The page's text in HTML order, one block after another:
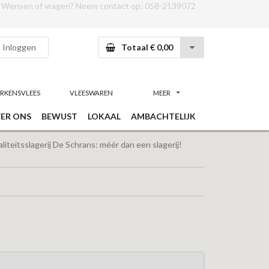
Wensen of vragen? Neem contact op: 058-2139072
Inloggen Totaal € 0,00
VLEESWAREN MEER
ONS BEWUST LOKAAL AMBACHTELIJK
De Schrans: méér dan een slagerij!